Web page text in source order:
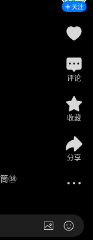
㊳
关注
评论
收藏
分享